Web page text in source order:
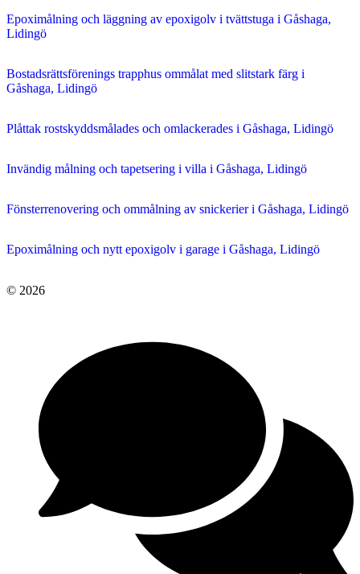
Epoximålning och läggning av epoxigolv i tvättstuga i Gåshaga,
Lidingö
Bostadsrättsförenings trapphus ommålat med slitstark färg i
Gåshaga, Lidingö
Plåttak rostskyddsmålades och omlackerades i Gåshaga, Lidingö
Invändig målning och tapetsering i villa i Gåshaga, Lidingö
Fönsterrenovering och ommålning av snickerier i Gåshaga, Lidingö
Epoximålning och nytt epoxigolv i garage i Gåshaga, Lidingö
© 2026